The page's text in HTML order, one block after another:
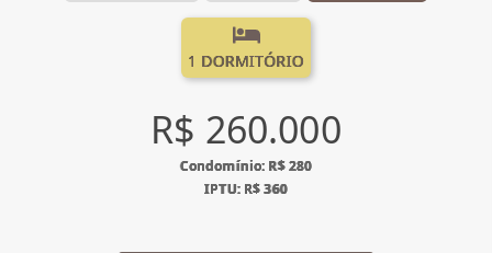
1 DORMITÓRIO
R$ 260.000
Condomínio: R$ 280
IPTU: R$ 360